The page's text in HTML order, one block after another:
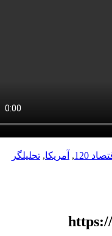
,آمریکا ,تحلیلگر